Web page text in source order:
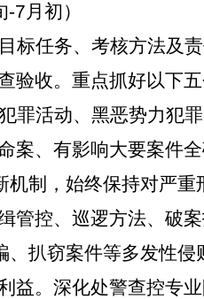
-7月初）
标任务、考核方法及
验收。重点抓好以下五
罪活动、黑恶势力犯
案、有影响大要案件
制，始终保持对严
管控、巡逻方法、破
、扒窃案件等多发性
益。深化处警查控专